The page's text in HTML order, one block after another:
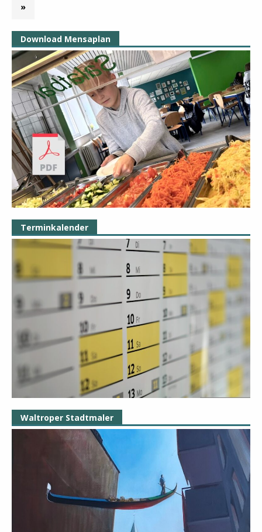
»
Download Mensaplan
Terminkalender
Waltroper Stadtmaler